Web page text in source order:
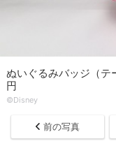
ぬいぐるみバッジ（
円
©Disney
前の写真